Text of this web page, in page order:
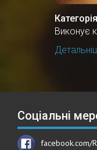
Виконує
Соціальні
facebook.com/